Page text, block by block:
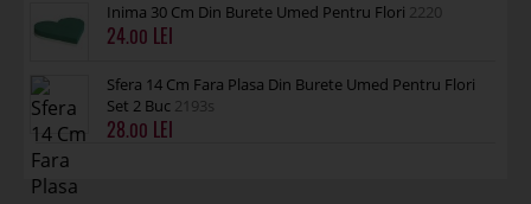
Inima 30 Cm Din Burete Umed Pentru Flori 2220
24.00
Sfera 14 Cm Fara Plasa Din Burete Umed Pentru Flori
Set 2 Buc 2193s
28.00